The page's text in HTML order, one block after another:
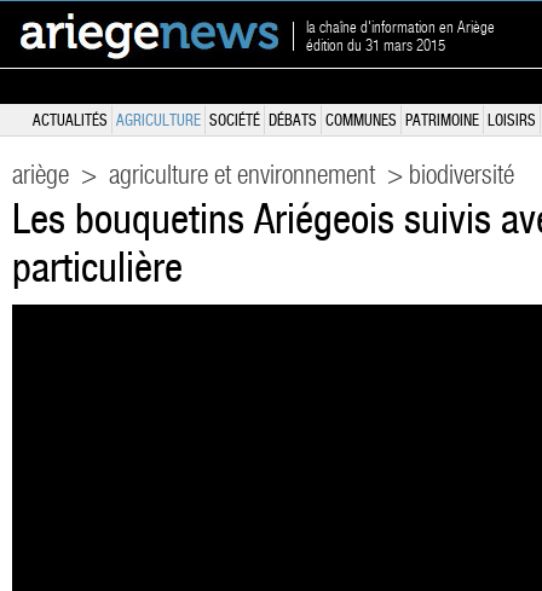
la chaîne d'information en Ariège
édition du 31 mars 2015
ACTUALITÉS AGRICULTURE SOCIÉTÉ DÉBATS COMMUNES PATRIMOINE LOISIRS
ariège > agriculture et environnement > biodiversité
Les bouquetins Ariégeois suivis
particulière